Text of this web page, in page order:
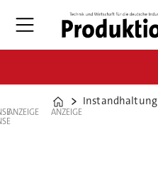
Home
Instandhaltung
ANZEIGE ANZEIGE